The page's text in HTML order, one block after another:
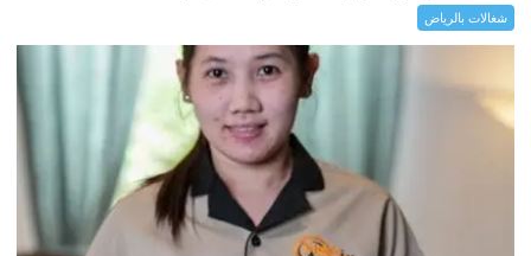
شغالات بالرياض